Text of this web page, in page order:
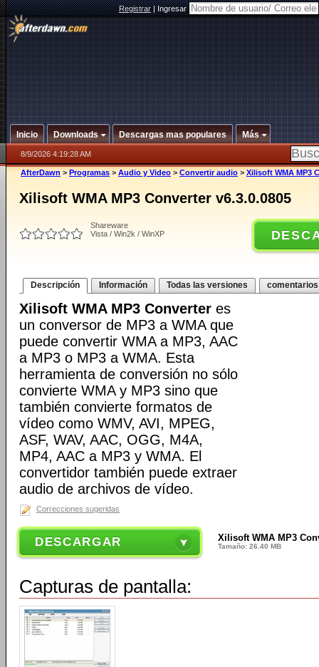
Registrar|Ingresar
Inicio Downloads Descargas mas populares Más
8/9/2026 4:19:28 AM
AfterDawn > Programas > Audio y Video > Convertir audio > Xilisoft WMA MP3
Xilisoft WMA MP3 Converter v6.3.0.0805
Shareware
Vista / Win2k / WinXP
Descripción Información Todas las versiones comentarios
Xilisoft WMA MP3 Converter es
un conversor de MP3 a WMA que
puede convertir WMA a MP3, AAC
a MP3 o MP3 a WMA. Esta
herramienta de conversión no sólo
convierte WMA y MP3 sino que
también convierte formatos de
vídeo como WMV, AVI, MPEG,
ASF, WAV, AAC, OGG, M4A,
MP4, AAC a MP3 y WMA. El
convertidor también puede extraer
audio de archivos de vídeo.
Correcciones sugeridas
DESCARGAR Xilisoft WMA MP3
Tamaño: 26.40 MB
Capturas de pantalla: